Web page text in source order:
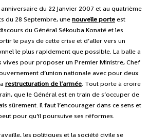
du 22 Janvier 2007 et au quatrième
du 28 Septembre, unenouvelle porteest
du Général Sékouba Konaté et les
le pays de cette crise et d’aller vers un
le plus rapidement que possible. La balle a
vives pour proposer un Premier Ministre, Chef
d’union nationale avec pour deux
restructuration de l’armée. Tout porte à croire
que le Général est en train de s’occuper de
sûrement. Il faut l’encourager dans ce sens et
pour qu’il poursuive ses réformes.
les politiques et la société civile se